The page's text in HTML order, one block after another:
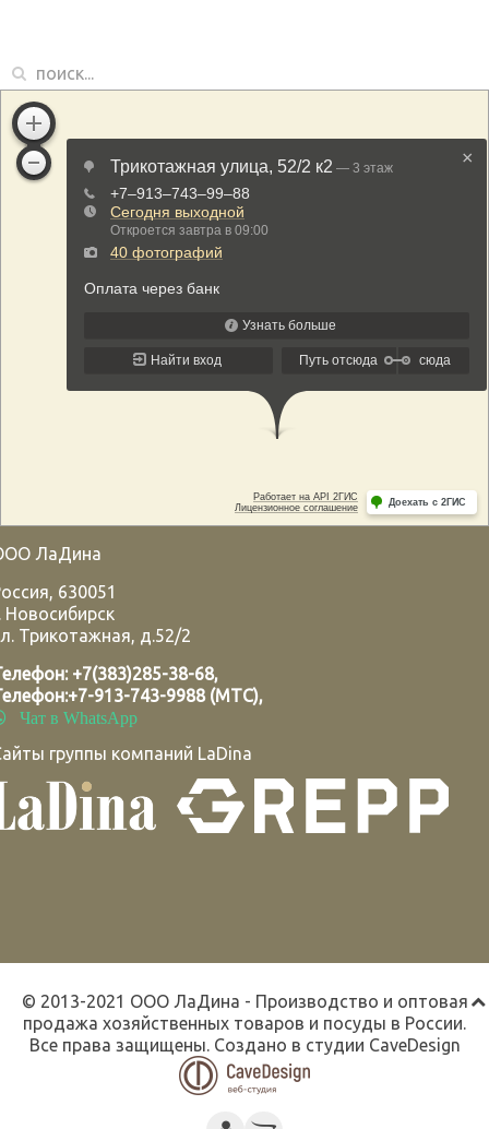
ЛаДина
, 630051
Новосибирск
Трикотажная, д.52/2
+7(383)285-38-68,
+7-913-743-9988 (МТС),
Чат в WhatsApp
группы компаний LaDina
© 2013-2021 ООО ЛаДина - Производство и оптовая
продажа хозяйственных товаров и посуды в России.
Все права защищены. Создано в студии CaveDesign